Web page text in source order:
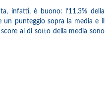
infatti, è buono: l’11,3% della
un punteggio sopra la media e il
al di sotto della media sono